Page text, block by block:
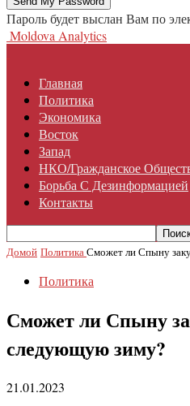
Пароль будет выслан Вам по
Moldova Analytics
Главная
Политика
Экономика
Восток
Запад
НКО/гражданское
Борьба С Дезинформацией
Контакты
Домой ПолитикаСможет ли Спыну
Политика
Сможет ли Спыну
следующую зиму?
21.01.2023